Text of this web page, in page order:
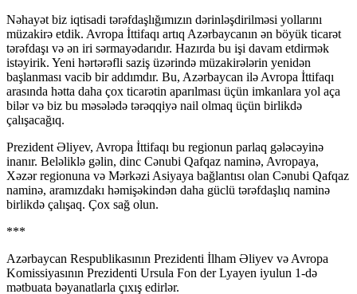
Nəhayət biz iqtisadi tərəfdaşlığımızın dərinləşdirilməsi yollarını
müzakirə etdik. Avropa İttifaqı artıq Azərbaycanın ən böyük ticarət
tərəfdaşı və ən iri sərmayədarıdır. Hazırda bu işi davam etdirmək
istəyirik. Yeni hərtərəfli saziş üzərində müzakirələrin yenidən
başlanması vacib bir addımdır. Bu, Azərbaycan ilə Avropa İttifaqı
arasında hətta daha çox ticarətin aparılması üçün imkanlara yol aça
bilər və biz bu məsələdə tərəqqiyə nail olmaq üçün birlikdə
çalışacağıq.
Prezident Əliyev, Avropa İttifaqı bu regionun parlaq gələcəyinə
inanır. Beləliklə gəlin, dinc Cənubi Qafqaz naminə, Avropaya,
Xəzər regionuna və Mərkəzi Asiyaya bağlantısı olan Cənubi Qafqaz
naminə, aramızdakı həmişəkindən daha güclü tərəfdaşlıq naminə
birlikdə çalışaq. Çox sağ olun.
***
Azərbaycan Respublikasının Prezidenti İlham Əliyev və Avropa
Komissiyasının Prezidenti Ursula Fon der Lyayen iyulun 1-də
mətbuata bəyanatlarla çıxış edirlər.